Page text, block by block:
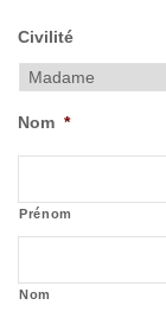
Civilité
Nom *
Prénom
Nom